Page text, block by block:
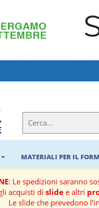
MATERIALI PER IL
: Le spedizioni saranno
acquisti di slidee altri
Le slide che prevedono